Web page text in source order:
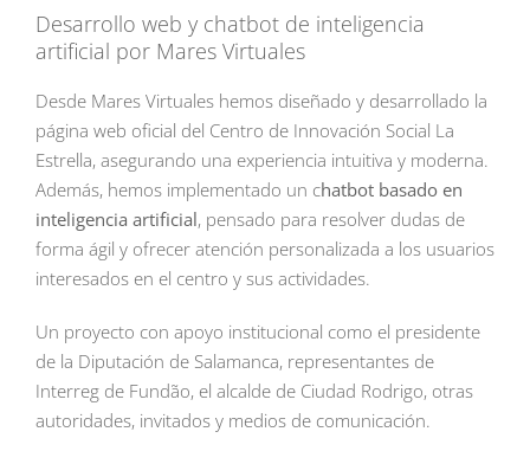
Desarrollo web y chatbot de inteligencia
artificial por Mares Virtuales
Desde Mares Virtuales hemos diseñado y desarrollado la
página web oficial del Centro de Innovación Social La
Estrella, asegurando una experiencia intuitiva y moderna.
Además, hemos implementado un chatbot basado en
inteligencia artificial, pensado para resolver dudas de
forma ágil y ofrecer atención personalizada a los usuarios
interesados en el centro y sus actividades.
Un proyecto con apoyo institucional como el presidente
de la Diputación de Salamanca, representantes de
Interreg de Fundão, el alcalde de Ciudad Rodrigo, otras
autoridades, invitados y medios de comunicación.